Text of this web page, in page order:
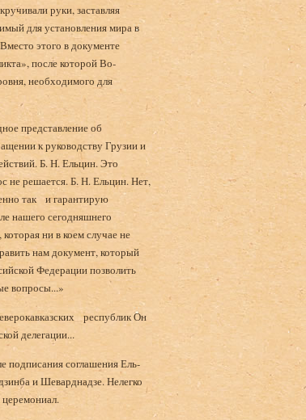
руки, заставляя
для установления мира в
этого в документе
после которой Во­
необходимого для
представление об
к руководству Грузии и
Б. Н. Ельцин. Это
не ре­шается. Б. Н. Ельцин. Нет,
так и гарантирую
нашего сегодняшнего
ни в коем случае не
нам документ, который
Федерации позволить
вопросы...»
республик Он
делегации...
подписания соглашения Ель­
и Шеварднадзе. Нелегко